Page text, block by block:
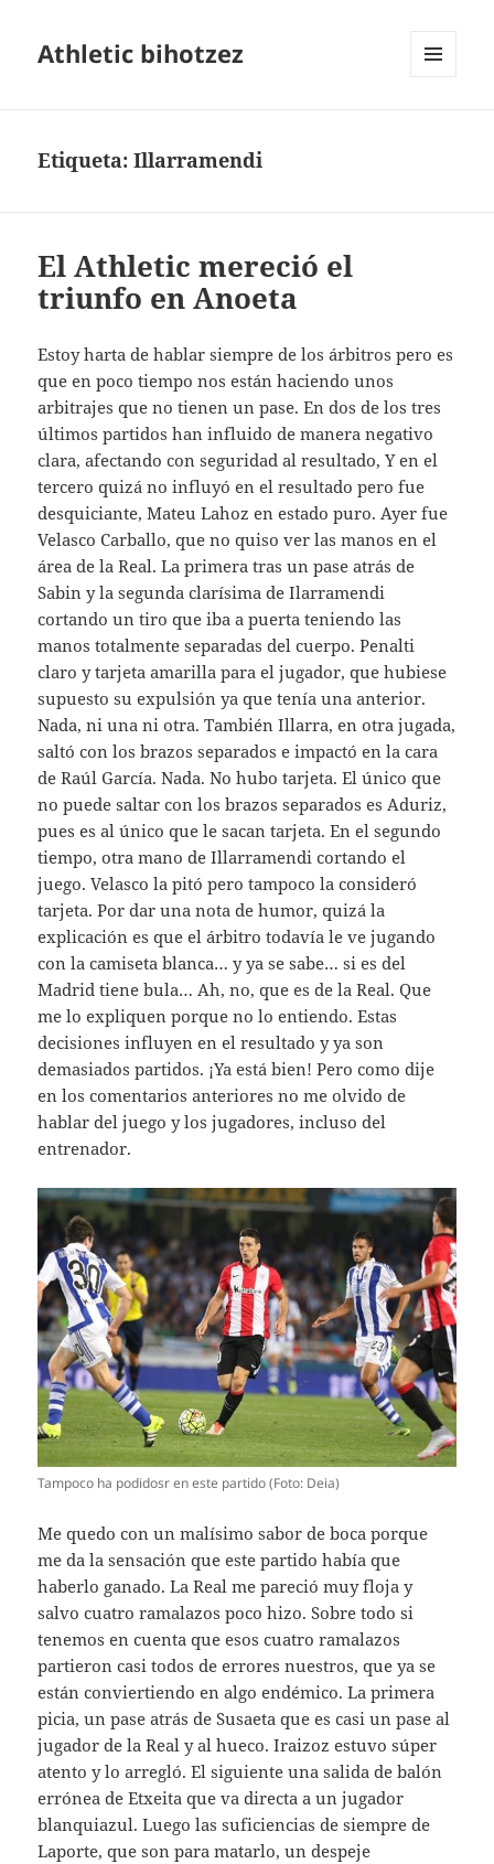
Athletic bihotzez
Etiqueta:Illarramendi
El Athletic mereció el
triunfo en Anoeta
Estoy harta de hablar siempre de los árbitros pero es
que en poco tiempo nos están haciendo unos
arbitrajes que no tienen un pase. En dos de los tres
últimos partidos han influido de manera negativo
clara, afectando con seguridad al resultado, Y en el
tercero quizá no influyó en el resultado pero fue
desquiciante, Mateu Lahoz en estado puro. Ayer fue
Velasco Carballo, que no quiso ver las manos en el
área de la Real. La primera tras un pase atrás de
Sabin y la segunda clarísima de Ilarramendi
cortando un tiro que iba a puerta teniendo las
manos totalmente separadas del cuerpo. Penalti
claro y tarjeta amarilla para el jugador, que hubiese
supuesto su expulsión ya que tenía una anterior.
Nada, ni una ni otra. También Illarra, en otra jugada,
saltó con los brazos separados e impactó en la cara
de Raúl García. Nada. No hubo tarjeta. El único que
no puede saltar con los brazos separados es Aduriz,
pues es al único que le sacan tarjeta. En el segundo
tiempo, otra mano de Illarramendi cortando el
juego. Velasco la pitó pero tampoco la consideró
tarjeta. Por dar una nota de humor, quizá la
explicación es que el árbitro todavía le ve jugando
con la camiseta blanca… y ya se sabe… si es del
Madrid tiene bula… Ah, no, que es de la Real. Que
me lo expliquen porque no lo entiendo. Estas
decisiones influyen en el resultado y ya son
demasiados partidos. ¡Ya está bien! Pero como dije
en los comentarios anteriores no me olvido de
hablar del juego y los jugadores, incluso del
entrenador.
Tampoco ha podidosr en este partido (Foto: Deia)
Me quedo con un malísimo sabor de boca porque
me da la sensación que este partido había que
haberlo ganado. La Real me pareció muy floja y
salvo cuatro ramalazos poco hizo. Sobre todo si
tenemos en cuenta que esos cuatro ramalazos
partieron casi todos de errores nuestros, que ya se
están conviertiendo en algo endémico. La primera
picia, un pase atrás de Susaeta que es casi un pase al
jugador de la Real y al hueco. Iraizoz estuvo súper
atento y lo arregló. El siguiente una salida de balón
errónea de Etxeita que va directa a un jugador
blanquiazul. Luego las suficiencias de siempre de
Laporte, que son para matarlo, un despeje